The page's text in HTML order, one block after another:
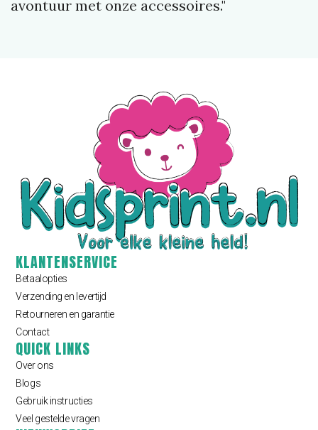
avontuur met onze accessoires."
KLANTENSERVICE
Betaalopties
Verzending en levertijd
Retourneren en garantie
Contact
QUICK LINKS
Over ons
Blogs
Gebruik instructies
Veel gestelde vragen